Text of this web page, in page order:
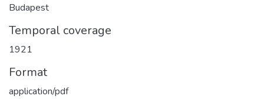
Budapest
Temporal coverage
1921
Format
application/pdf